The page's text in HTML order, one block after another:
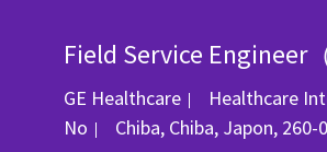
Field Service Engineer
GE Healthcare Healthcare
No
Emplacement
Chiba, Chiba, Japon, 260-